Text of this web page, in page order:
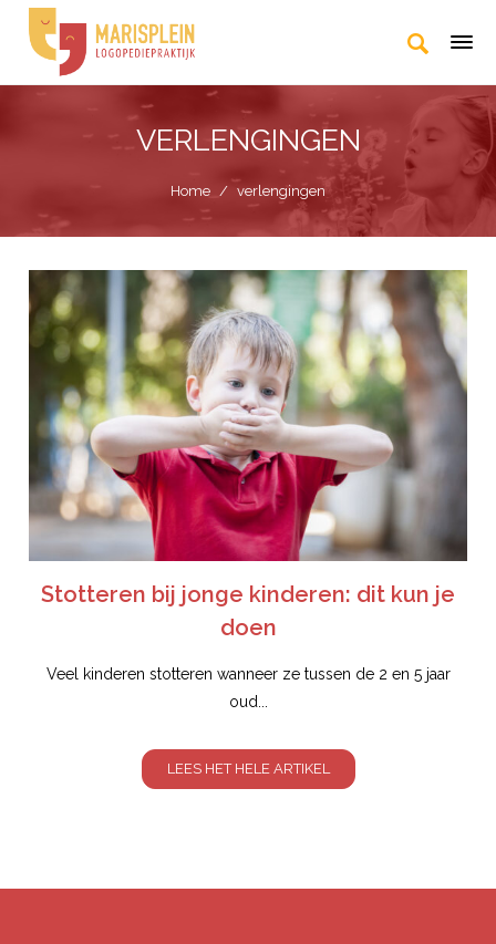
VERLENGINGEN
Home / verlengingen
Stotteren bij jonge kinderen: dit kun je
doen
Veel kinderen stotteren wanneer ze tussen de 2 en 5 jaar
oud...
LEES HET HELE ARTIKEL